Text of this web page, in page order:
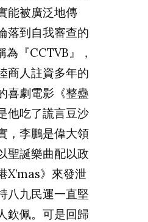
能被廣泛地傳
落到自我審查的
為『CCTVB 』，
商人註資多年的
喜劇電影《整蠱
他吃了謊言豆沙
，李鵬是偉大領
聖誕樂曲配以政
X’mas》來發泄
八九民運一直堅
欽佩。可是回歸